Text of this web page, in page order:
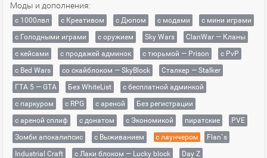
Моды и дополнения:
с 1000лвл c Креативом с Дюпом с модами
с мини играми
с Голодными играми
с оружием Sky Wars
ClanWar — Кланы
с кейсами
с продажей админок с тюрьмой — Prison
с PvP
с Bed Wars
со скайблоком — SkyBlock
Сталкер — Stalker
ГТА 5 — GTA
Без WhiteList
с бесплатной админкой
с паркуром
с RPG с ареной
Без регистрации
с ареной сплиф
с донатом с Экономикой пиратские
PVE
Зомби апокалипсис
с Выживанием с лаунчером
Flan`s
Industrial Craft
с Лаки блоком — Lucky block
Day Z